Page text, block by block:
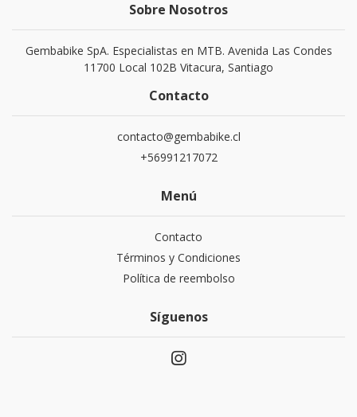
Sobre Nosotros
Gembabike SpA. Especialistas en MTB. Avenida Las Condes
11700 Local 102B Vitacura, Santiago
Contacto
contacto@gembabike.cl
+56991217072
Menú
Contacto
Términos y Condiciones
Política de reembolso
Síguenos